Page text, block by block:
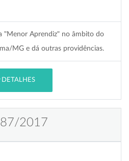
"Menor Aprendiz" no âmbito do
MG e dá outras providências.
DETALHES
2017